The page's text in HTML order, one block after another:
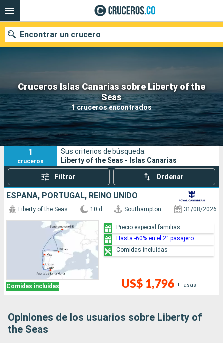
Cruceros Islas Canarias sobre Liberty of the
Seas
1 cruceros encontrados
Encontrar un crucero
Fecha de salida
Buscar
1
cruceros
Sus criterios de búsqueda:
Liberty of the Seas - Islas Canarias
Filtrar Ordenar
ESPAÑA, PORTUGAL, REINO UNIDO
Comidas incluidas
Liberty of the Seas 10 d Southampton 31/08/2026
US$ 1,796 +Tasas
Precio especial familias
Hasta -60% en el 2° pasajero
Comidas incluidas
Opiniones de los usuarios sobre Liberty of
the Seas